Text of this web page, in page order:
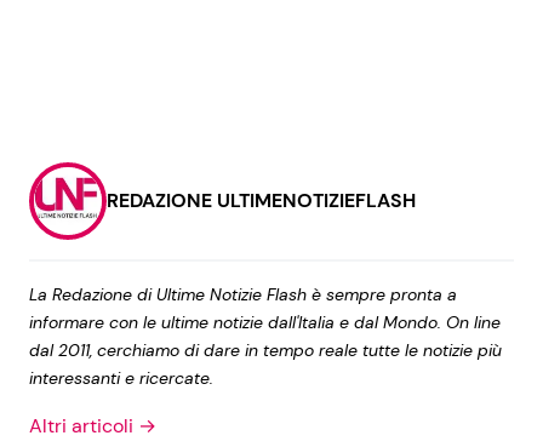
REDAZIONE ULTIMENOTIZIEFLASH
La Redazione di Ultime Notizie Flash è sempre pronta a
informare con le ultime notizie dall'Italia e dal Mondo. On line
dal 2011, cerchiamo di dare in tempo reale tutte le notizie più
interessanti e ricercate.
Altri articoli →